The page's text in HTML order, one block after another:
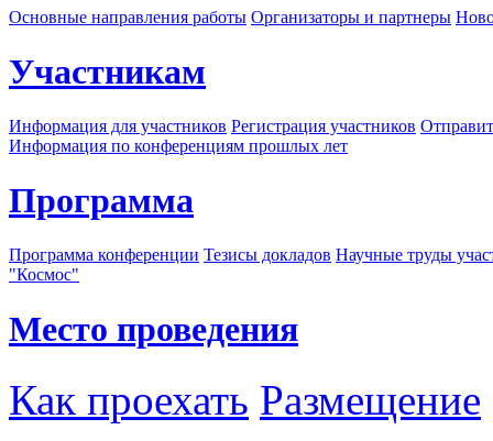
Основные направления работы Организаторы и партнеры
Участникам
Информация для участников Регистрация участников
Информация по конференциям прошлых лет
Программа
Программа конференции Тезисы докладов Научные труды
"Космос"
Место проведения
Как проехать Размещение